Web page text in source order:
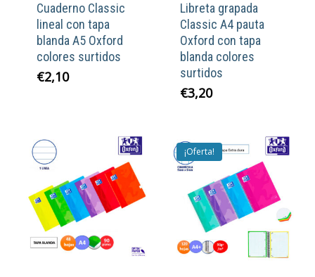
Cuaderno Classic
lineal con tapa
blanda A5 Oxford
colores surtidos
€2,10
Libreta grapada
Classic A4 pauta
Oxford con tapa
blanda colores
surtidos
€3,20
¡Oferta!